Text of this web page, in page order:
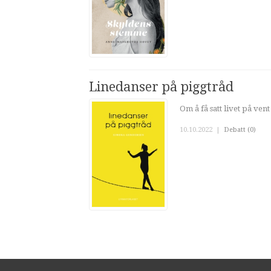
Linedanser på piggtråd
Om å få satt livet på
10.10.2022 | Debatt (0)